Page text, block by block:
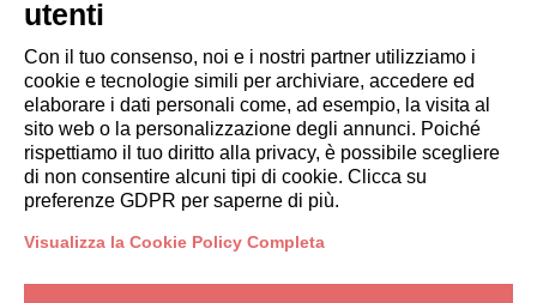
Esperienze per gli ospiti
Sconti per gli ospiti
Convenzioni per Aziende
booking@italianway.house
+390286882952
utenti
Con il tuo consenso, noi e i nostri partner utilizziamo i
cookie e tecnologie simili per archiviare, accedere ed
elaborare i dati personali come, ad esempio, la visita al
sito web o la personalizzazione degli annunci. Poiché
rispettiamo il tuo diritto alla privacy, è possibile scegliere
di non consentire alcuni tipi di cookie. Clicca su
preferenze GDPR per saperne di più.
Visualizza la Cookie Policy Completa